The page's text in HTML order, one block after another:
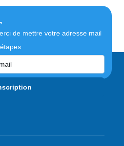
de mettre votre adresse mail